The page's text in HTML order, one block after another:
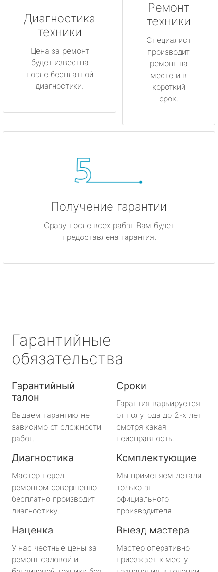
Диагностика
техники
Цена за ремонт
будет известна
после бесплатной
диагностики.
Ремонт
техники
Специалист
производит
ремонт на
месте и в
короткий
срок.
Получение гарантии
Сразу после всех работ Вам будет
предоставлена гарантия.
Гарантийные
обязательства
Гарантийный
талон
Выдаем гарантию не
зависимо от сложности
работ.
Сроки
Гарантия варьируется
от полугода до 2-х лет
смотря какая
неисправность.
Диагностика
Мастер перед
ремонтом совершенно
бесплатно производит
диагностику.
Комплектующие
Мы применяем детали
только от
официального
производителя.
Наценка
У нас честные цены за
ремонт садовой и
Выезд мастера
Мастер оперативно
приезжает к месту